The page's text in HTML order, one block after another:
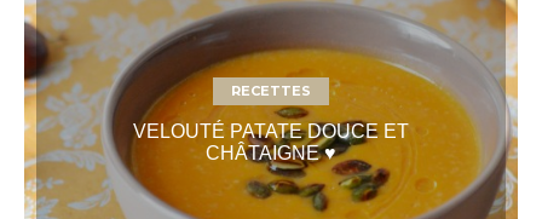
RECETTES
VELOUTÉ PATATE DOUCE ET
CHÂTAIGNE ♥